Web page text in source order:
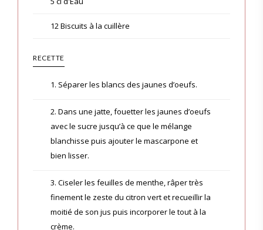
12 Biscuits à la cuillère
RECETTE
1. Séparer les blancs des jaunes d’oeufs.
2. Dans une jatte, fouetter les jaunes d’oeufs
avec le sucre jusqu’à ce que le mélange
blanchisse puis ajouter le mascarpone et
bien lisser.
3. Ciseler les feuilles de menthe, râper très
finement le zeste du citron vert et recueillir la
moitié de son jus puis incorporer le tout à la
crème.